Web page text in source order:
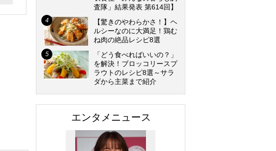
査隊」結果発表 第614回】
【驚きのやわらかさ！】ヘ
ルシーなのに大満足！鶏む
ね肉の絶品レシピ8選
「どう食べればいいの？」
を解決！ブロッコリースプ
ラウトのレシピ8選～サラ
ダから主菜まで紹介
エンタメニュース